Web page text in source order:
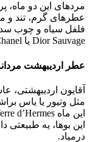
مرد‌های این دو ماه،
عطرهای گرم، تند و
فلفل سیاه و چوب سدر
Dior Sauvage یا Bleu de Chanel دقیقاً برای این آقایونه.
عطر اردیبهشت
آقایون اردیبهشتی،
مثل وتیور یا یاس
این بوها، یه
درمیاد.